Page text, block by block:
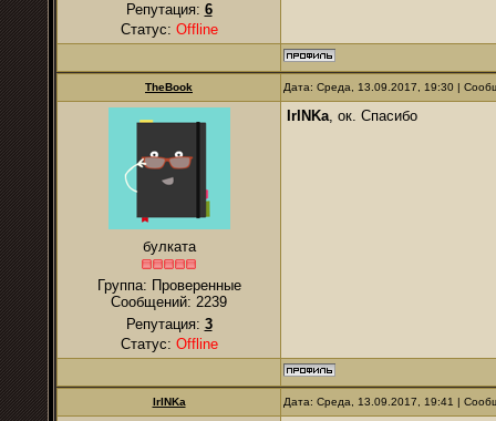
Репутация: 6
Статус: Offline
TheBook Дата: Среда, 13.09.2017, 19:30 |
булката
Группа: Проверенные
Сообщений: 2239
Репутация: 3
Статус: Offline
IrINKa, ок. Спасибо
IrINKa Дата: Среда, 13.09.2017, 19:41 |